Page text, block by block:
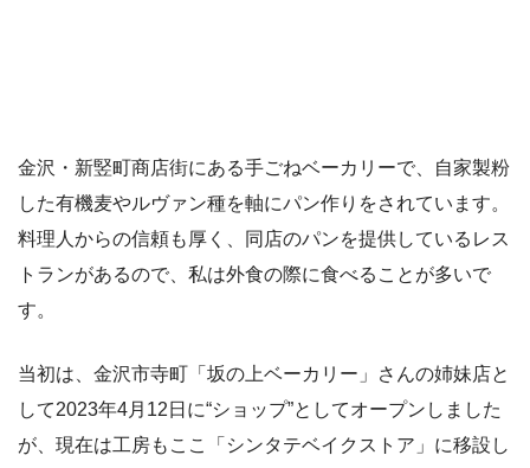
金沢・新竪町商店街にある手ごねベーカリーで、自家製粉
した有機麦やルヴァン種を軸にパン作りをされています。
料理人からの信頼も厚く、同店のパンを提供しているレス
トランがあるので、私は外食の際に食べることが多いで
す。
当初は、金沢市寺町「坂の上ベーカリー」さんの姉妹店と
して2023年4月12日に“ショップ”としてオープンしました
が、現在は工房もここ「シンタテベイクストア」に移設し